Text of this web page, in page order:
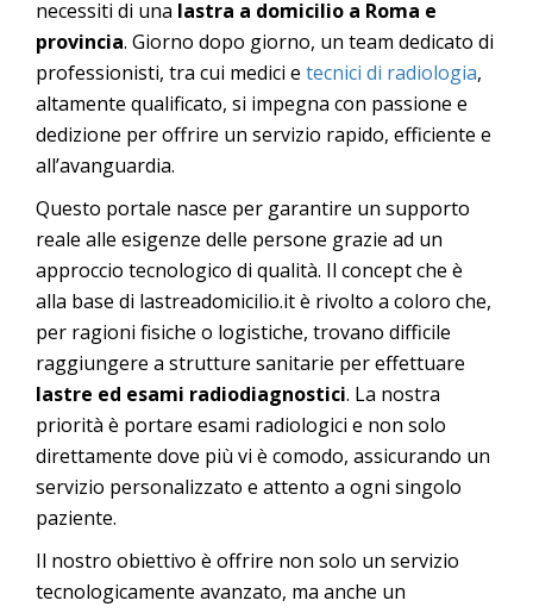
necessiti di una lastra a domicilio a Roma e
provincia. Giorno dopo giorno, un team dedicato di
professionisti, tra cui medici e tecnici di radiologia,
altamente qualificato, si impegna con passione e
dedizione per offrire un servizio rapido, efficiente e
all’avanguardia.
Questo portale nasce per garantire un supporto
reale alle esigenze delle persone grazie ad un
approccio tecnologico di qualità. Il concept che è
alla base di lastreadomicilio.it è rivolto a coloro che,
per ragioni fisiche o logistiche, trovano difficile
raggiungere a strutture sanitarie per effettuare
lastre ed esami radiodiagnostici. La nostra
priorità è portare esami radiologici e non solo
direttamente dove più vi è comodo, assicurando un
servizio personalizzato e attento a ogni singolo
paziente.
Il nostro obiettivo è offrire non solo un servizio
tecnologicamente avanzato, ma anche un